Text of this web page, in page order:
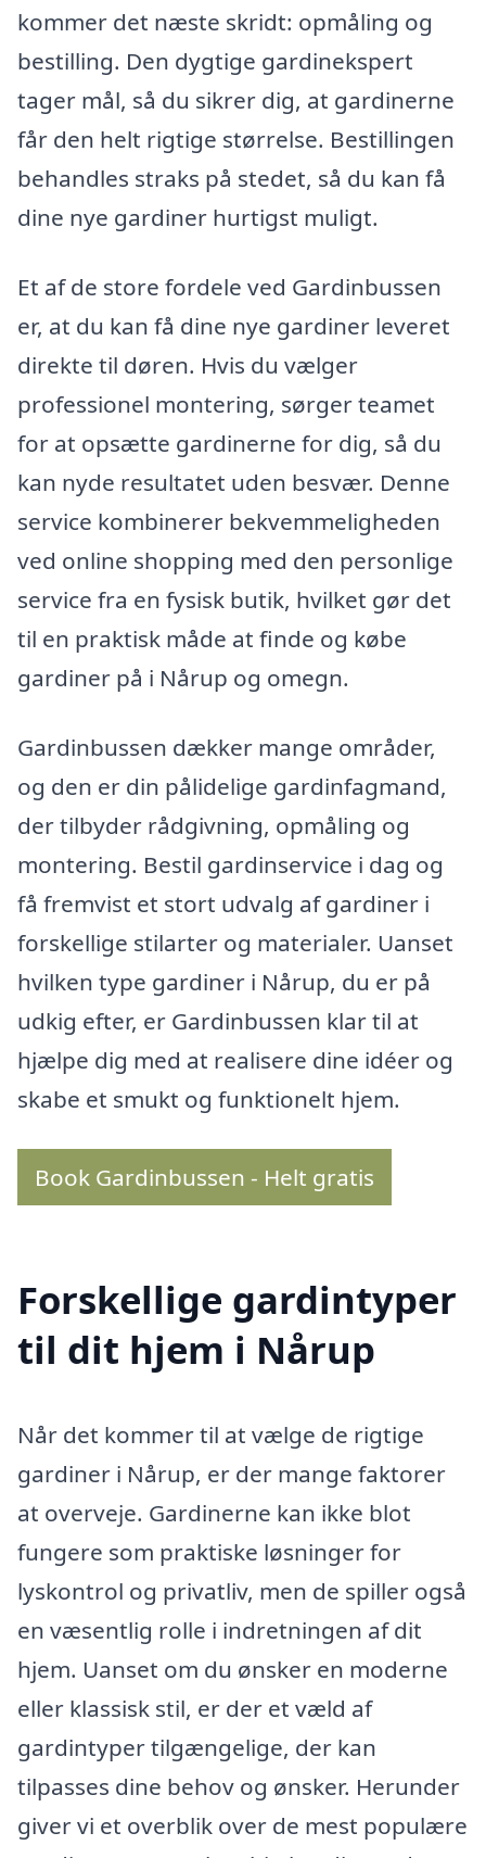
kommer det næste skridt: opmåling og
bestilling. Den dygtige gardinekspert
tager mål, så du sikrer dig, at gardinerne
får den helt rigtige størrelse. Bestillingen
behandles straks på stedet, så du kan få
dine nye gardiner hurtigst muligt.
Et af de store fordele ved Gardinbussen
er, at du kan få dine nye gardiner leveret
direkte til døren. Hvis du vælger
professionel montering, sørger teamet
for at opsætte gardinerne for dig, så du
kan nyde resultatet uden besvær. Denne
service kombinerer bekvemmeligheden
ved online shopping med den personlige
service fra en fysisk butik, hvilket gør det
til en praktisk måde at finde og købe
gardiner på i Nårup og omegn.
Gardinbussen dækker mange områder,
og den er din pålidelige gardinfagmand,
der tilbyder rådgivning, opmåling og
montering. Bestil gardinservice i dag og
få fremvist et stort udvalg af gardiner i
forskellige stilarter og materialer. Uanset
hvilken type gardiner i Nårup, du er på
udkig efter, er Gardinbussen klar til at
hjælpe dig med at realisere dine idéer og
skabe et smukt og funktionelt hjem.
Book Gardinbussen - Helt gratis
Forskellige gardintyper
til dit hjem i Nårup
Når det kommer til at vælge de rigtige
gardiner i Nårup, er der mange faktorer
at overveje. Gardinerne kan ikke blot
fungere som praktiske løsninger for
lyskontrol og privatliv, men de spiller også
en væsentlig rolle i indretningen af dit
hjem. Uanset om du ønsker en moderne
eller klassisk stil, er der et væld af
gardintyper tilgængelige, der kan
tilpasses dine behov og ønsker. Herunder
giver vi et overblik over de mest populære